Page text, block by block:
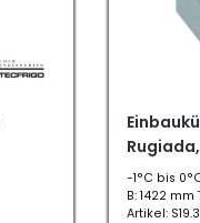
-1°C bis
B: 1422
Artikel: